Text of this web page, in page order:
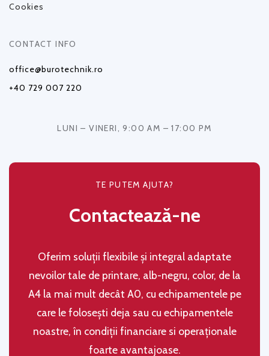
Cookies
CONTACT INFO
office@burotechnik.ro
+40 729 007 220
LUNI – VINERI, 9:00 AM – 17:00 PM
TE PUTEM AJUTA?
Contactează-ne
Oferim soluţii flexibile şi integral adaptate
nevoilor tale de printare, alb-negru, color, de la
A4 la mai mult decât A0, cu echipamentele pe
care le folosești deja sau cu echipamentele
noastre, în condiţii financiare si operaţionale
foarte avantajoase.